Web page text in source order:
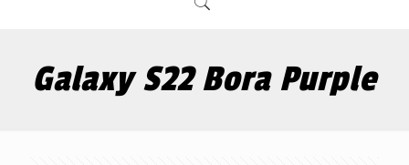
Galaxy S22 Bora Purple